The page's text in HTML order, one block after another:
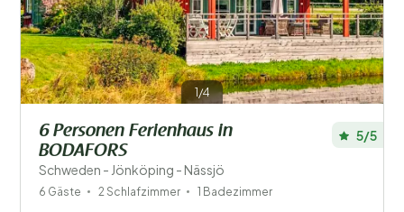
1/4
6 Personen Ferienhaus in
BODAFORS
Schweden - Jönköping - Nässjö
5/5
6 Gäste 2 Schlafzimmer 1 Badezimmer